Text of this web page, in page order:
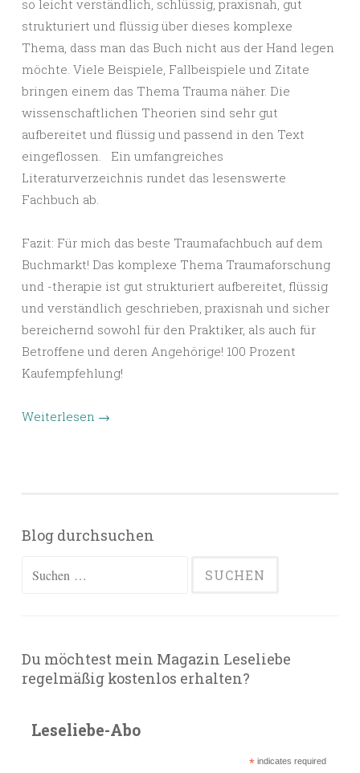
so leicht verständlich, schlüssig, praxisnah, gut
strukturiert und flüssig über dieses komplexe
Thema, dass man das Buch nicht aus der Hand legen
möchte. Viele Beispiele, Fallbeispiele und Zitate
bringen einem das Thema Trauma näher. Die
wissenschaftlichen Theorien sind sehr gut
aufbereitet und flüssig und passend in den Text
eingeflossen. Ein umfangreiches
Literaturverzeichnis rundet das lesenswerte
Fachbuch ab.
Fazit: Für mich das beste Traumafachbuch auf dem
Buchmarkt! Das komplexe Thema Traumaforschung
und -therapie ist gut strukturiert aufbereitet, flüssig
und verständlich geschrieben, praxisnah und sicher
bereichernd sowohl für den Praktiker, als auch für
Betroffene und deren Angehörige! 100 Prozent
Kaufempfehlung!
Weiterlesen →
Blog durchsuchen
Suchen
Du möchtest mein Magazin Leseliebe
regelmäßig kostenlos erhalten?
Leseliebe-Abo
*indicates required